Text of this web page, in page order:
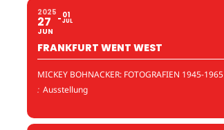
2025
27
JUN
01
JUL
FRANKFURT WENT WEST
MICKEY BOHNACKER: FOTOGRAFIEN 1945-1965
: Ausstellung